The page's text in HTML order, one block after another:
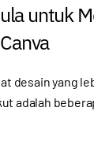
untuk
desain yang
adalah